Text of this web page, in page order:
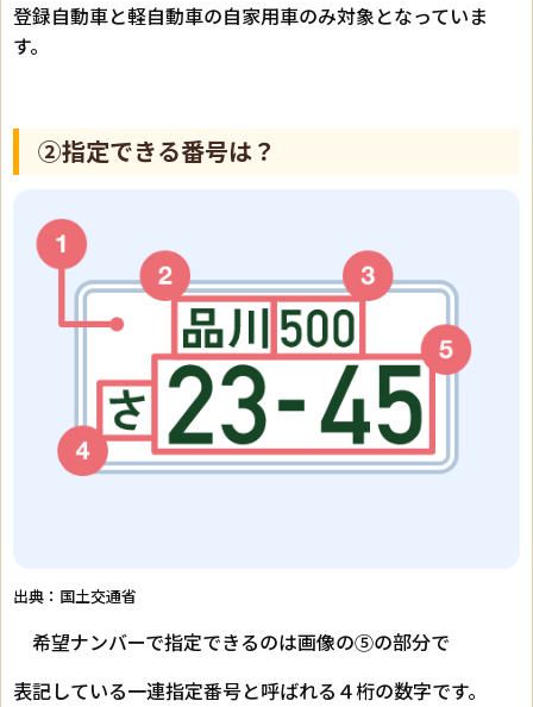
登録自動車と軽自動車の自家用車のみ対象となっていま
す。
②指定できる番号は？
出典： 国土交通省
希望ナンバーで指定できるのは画像の⑤の部分で
表記している一連指定番号と呼ばれる４桁の数字です。